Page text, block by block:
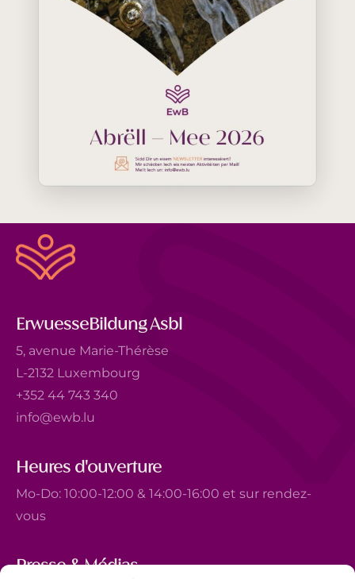
ErwuesseBildung Asbl
5, avenue Marie-Thérèse
L-2132 Luxembourg
+352 44 743 340
info@ewb.lu
Heures d'ouverture
Mo-Do: 10:00-12:00 & 14:00-16:00 et sur rendez-
vous
Presse & Médias